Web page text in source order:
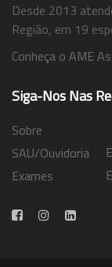
Desde 2013
Região, em 19
Conheça o AME
Siga-Nos Nas
Sobre
SAU/Ouvidoria
Exames